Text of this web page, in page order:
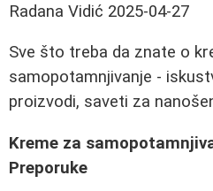
Radana Vidić 2025-04-27
Sve što treba da znate o
samopotamnjivanje -
proizvodi, saveti za
Kreme za
Preporuke